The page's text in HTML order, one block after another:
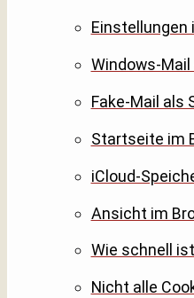
Einstellungen
Windows-Mail
Fake-Mail als
Startseite im
iCloud-
Ansicht im
Wie schnell
Nicht alle